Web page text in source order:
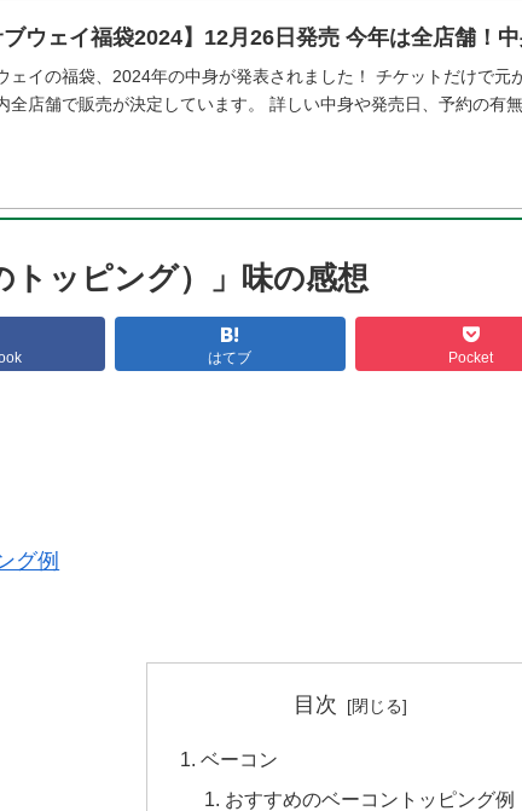
ブウェイ福袋2024】12月26日発売 今年は全店舗！
ェイの福袋、2024年の中身が発表されました！ チケットだけで
全店舗で販売が決定しています。 詳しい中身や発売日、予約の有
トッピング）」味の感想
はてブ Pocket
グ例
目次
ベーコン
おすすめのベーコントッピング例